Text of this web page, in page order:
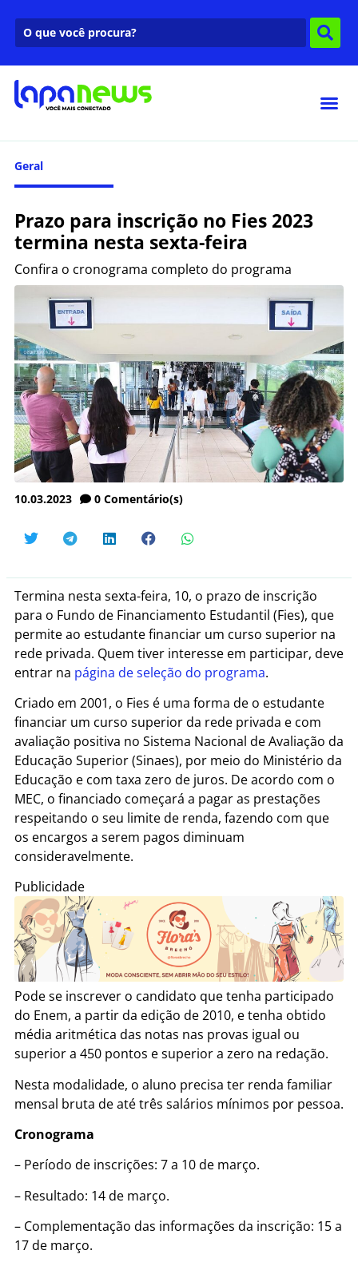
Geral
Prazo para inscrição no Fies 2023
termina nesta sexta-feira
Confira o cronograma completo do programa
10.03.2023 0 Comentário(s)
Termina nesta sexta-feira, 10, o prazo de inscrição
para o Fundo de Financiamento Estudantil (Fies), que
permite ao estudante financiar um curso superior na
rede privada. Quem tiver interesse em participar, deve
entrar na página de seleção do programa.
Criado em 2001, o Fies é uma forma de o estudante
financiar um curso superior da rede privada e com
avaliação positiva no Sistema Nacional de Avaliação da
Educação Superior (Sinaes), por meio do Ministério da
Educação e com taxa zero de juros. De acordo com o
MEC, o financiado começará a pagar as prestações
respeitando o seu limite de renda, fazendo com que
os encargos a serem pagos diminuam
consideravelmente.
Publicidade
Pode se inscrever o candidato que tenha participado
do Enem, a partir da edição de 2010, e tenha obtido
média aritmética das notas nas provas igual ou
superior a 450 pontos e superior a zero na redação.
Nesta modalidade, o aluno precisa ter renda familiar
mensal bruta de até três salários mínimos por pessoa.
Cronograma
– Período de inscrições: 7 a 10 de março.
– Resultado: 14 de março.
– Complementação das informações da inscrição: 15 a
17 de março.